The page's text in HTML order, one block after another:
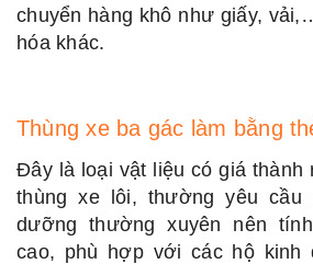
chuyển hàng khô như giấy,
hóa khác.
Thùng xe ba gác làm bằng
Đây là loại vật liệu có giá thành
thùng xe lôi, thường yêu cầu
dưỡng thường xuyên nên
cao, phù hợp với các hộ kinh